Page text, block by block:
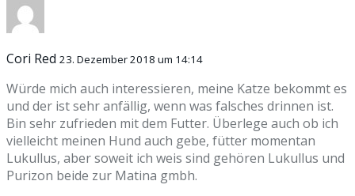
Cori Red 23. Dezember 2018 um 14:14
Würde mich auch interessieren, meine Katze bekommt es
und der ist sehr anfällig, wenn was falsches drinnen ist.
Bin sehr zufrieden mit dem Futter. Überlege auch ob ich
vielleicht meinen Hund auch gebe, fütter momentan
Lukullus, aber soweit ich weis sind gehören Lukullus und
Purizon beide zur Matina gmbh.